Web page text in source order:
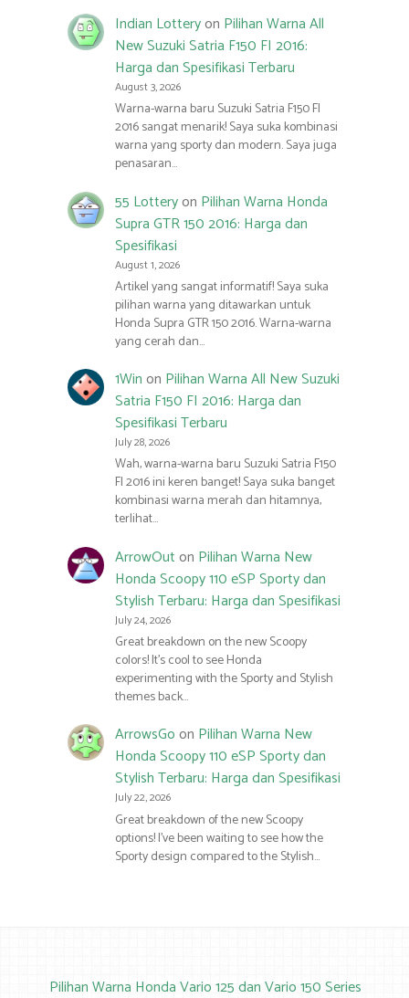
Indian Lotteryon Pilihan Warna All
New Suzuki Satria F150 FI 2016:
Harga dan Spesifikasi Terbaru
August 3, 2026
Warna-warna baru Suzuki Satria F150 FI
2016 sangat menarik! Saya suka kombinasi
warna yang sporty dan modern. Saya juga
penasaran…
55 Lotteryon Pilihan Warna Honda
Supra GTR 150 2016: Harga dan
Spesifikasi
August 1, 2026
Artikel yang sangat informatif! Saya suka
pilihan warna yang ditawarkan untuk
Honda Supra GTR 150 2016. Warna-warna
yang cerah dan…
1Winon Pilihan Warna All New Suzuki
Satria F150 FI 2016: Harga dan
Spesifikasi Terbaru
July 28, 2026
Wah, warna-warna baru Suzuki Satria F150
FI 2016 ini keren banget! Saya suka banget
kombinasi warna merah dan hitamnya,
terlihat…
ArrowOuton Pilihan Warna New
Honda Scoopy 110 eSP Sporty dan
Stylish Terbaru: Harga dan Spesifikasi
July 24, 2026
Great breakdown on the new Scoopy
colors! It’s cool to see Honda
experimenting with the Sporty and Stylish
themes back…
ArrowsGoon Pilihan Warna New
Honda Scoopy 110 eSP Sporty dan
Stylish Terbaru: Harga dan Spesifikasi
July 22, 2026
Great breakdown of the new Scoopy
options! I’ve been waiting to see how the
Sporty design compared to the Stylish…
Pilihan Warna Honda Vario 125 dan Vario 150 Series